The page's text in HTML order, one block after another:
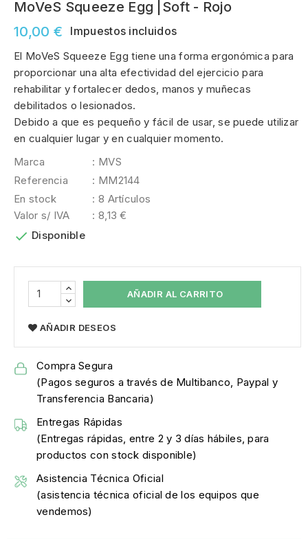
MoVeS Squeeze Egg |Soft - Rojo
10,00 €
Impuestos incluidos
El MoVeS Squeeze Egg tiene una forma ergonómica para
proporcionar una alta efectividad del ejercicio para
rehabilitar y fortalecer dedos, manos y muñecas
debilitados o lesionados.
Debido a que es pequeño y fácil de usar, se puede utilizar
en cualquier lugar y en cualquier momento.
Marca
: MVS
Referencia
: MM2144
En stock
: 8 Artículos
Valor s/ IVA
: 8,13 €
 Disponible
AÑADIR AL CARRITO
AÑADIR DESEOS
Compra Segura
(Pagos seguros a través de Multibanco, Paypal y
Transferencia Bancaria)
Entregas Rápidas
(Entregas rápidas, entre 2 y 3 días hábiles, para
productos con stock disponible)
Asistencia Técnica Oficial
(asistencia técnica oficial de los equipos que
vendemos)